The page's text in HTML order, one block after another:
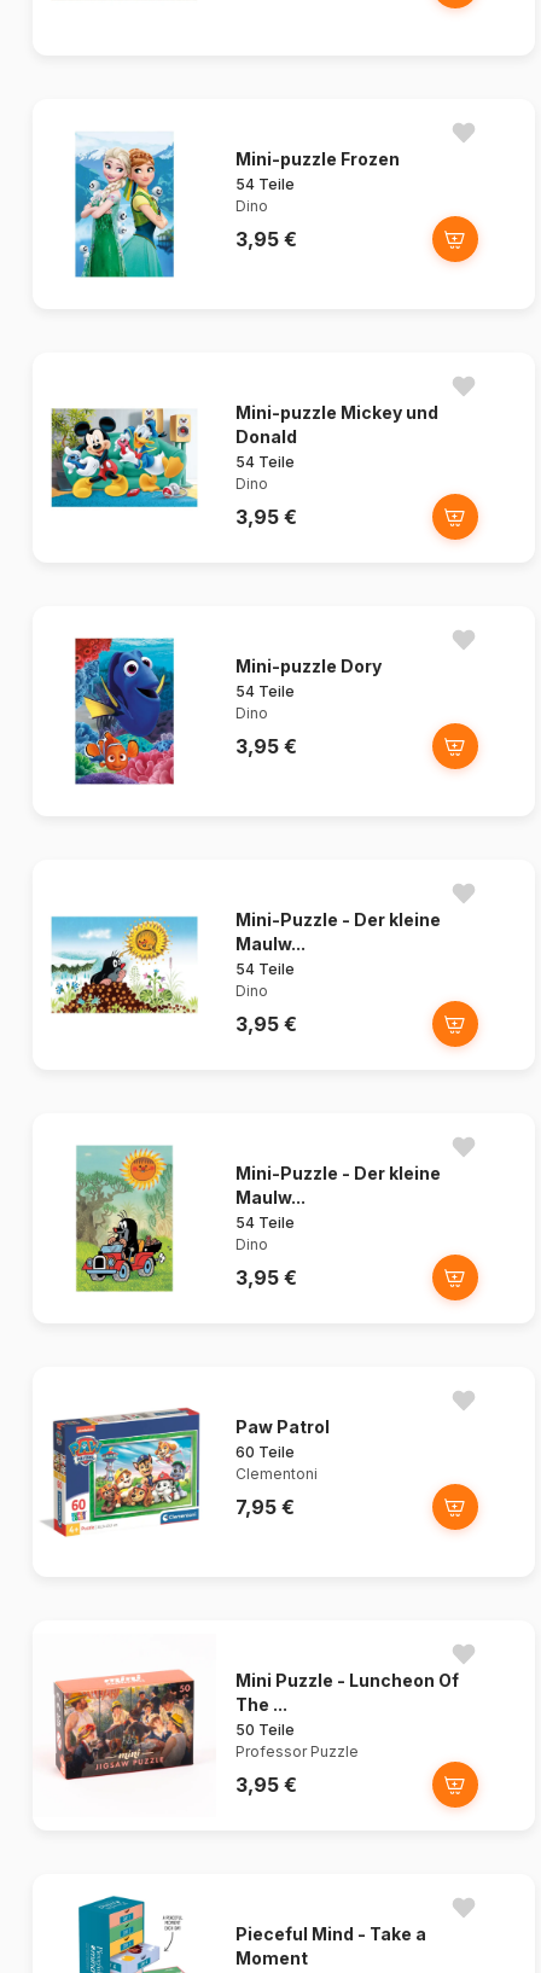
Mini-puzzle Frozen
54 Teile
Dino
3,95 €
Mini-puzzle Mickey und
Donald
54 Teile
Dino
3,95 €
Mini-puzzle Dory
54 Teile
Dino
3,95 €
Mini-Puzzle - Der kleine
Maulw...
54 Teile
Dino
3,95 €
Mini-Puzzle - Der kleine
Maulw...
54 Teile
Dino
3,95 €
Paw Patrol
60 Teile
Clementoni
7,95 €
Mini Puzzle - Luncheon Of
The ...
50 Teile
Professor Puzzle
3,95 €
Pieceful Mind - Take a
Moment